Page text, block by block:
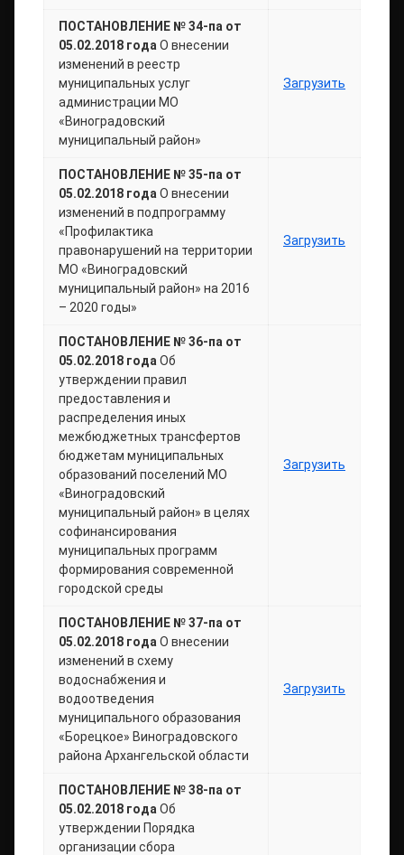
ПОСТАНОВЛЕНИЕ № 34-па от
05.02.2018 года О внесении
изменений в реестр
муниципальных услуг
администрации МО
«Виноградовский
муниципальный район»
Загрузить
ПОСТАНОВЛЕНИЕ № 35-па от
05.02.2018 года О внесении
изменений в подпрограмму
«Профилактика
правонарушений на территории
МО «Виноградовский
муниципальный район» на 2016
– 2020 годы»
Загрузить
ПОСТАНОВЛЕНИЕ № 36-па от
05.02.2018 года Об
утверждении правил
предоставления и
распределения иных
межбюджетных трансфертов
бюджетам муниципальных
образований поселений МО
«Виноградовский
муниципальный район» в целях
софинансирования
муниципальных программ
формирования современной
городской среды
Загрузить
ПОСТАНОВЛЕНИЕ № 37-па от
05.02.2018 года О внесении
изменений в схему
водоснабжения и
водоотведения
муниципального образования
«Борецкое» Виноградовского
района Архангельской области
Загрузить
ПОСТАНОВЛЕНИЕ № 38-па от
05.02.2018 года Об
утверждении Порядка
организации сбора